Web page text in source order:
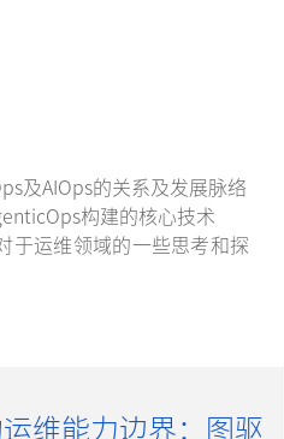
及AIOps的关系及发展脉络
构建的核心技术
于运维领域的一些思考和探
维能力边界：图驱